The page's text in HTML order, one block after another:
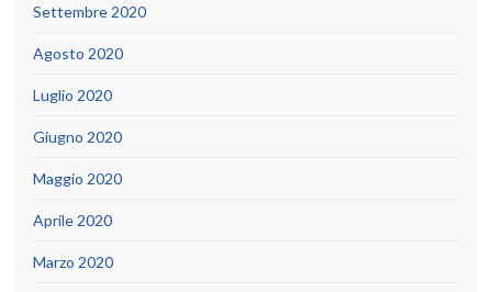
Settembre 2020
Agosto 2020
Luglio 2020
Giugno 2020
Maggio 2020
Aprile 2020
Marzo 2020